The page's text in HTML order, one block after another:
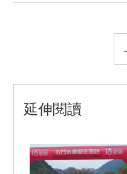
延伸閱讀